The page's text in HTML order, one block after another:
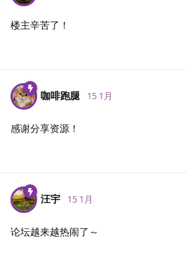
楼主辛苦了！
咖啡跑腿 15 1月
感谢分享资源！
汪宇 15 1月
论坛越来越热闹了～